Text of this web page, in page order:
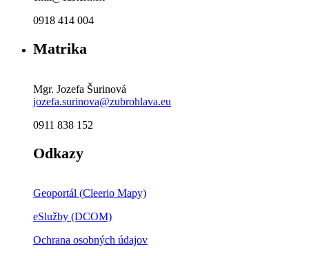
0918 414 004
Matrika
Mgr. Jozefa Šurinová
jozefa.surinova@zubrohlava.eu
0911 838 152
Odkazy
Geoportál (Cleerio Mapy)
eSlužby (DCOM)
Ochrana osobných údajov